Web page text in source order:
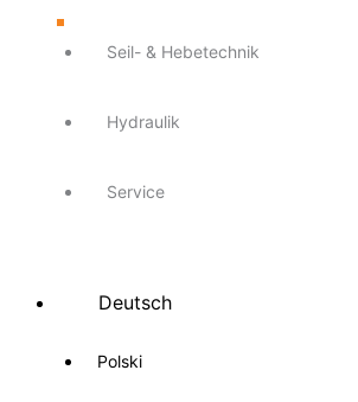
Seil- & Hebetechnik
Hydraulik
Service
Deutsch
Polski